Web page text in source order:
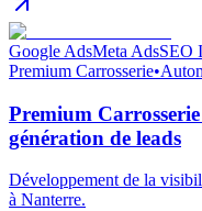
Google AdsMeta AdsSEO
Premium Carrosserie•
Premium
génération de leads
Développement de la
à Nanterre.